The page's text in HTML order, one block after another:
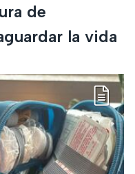
de
la vida